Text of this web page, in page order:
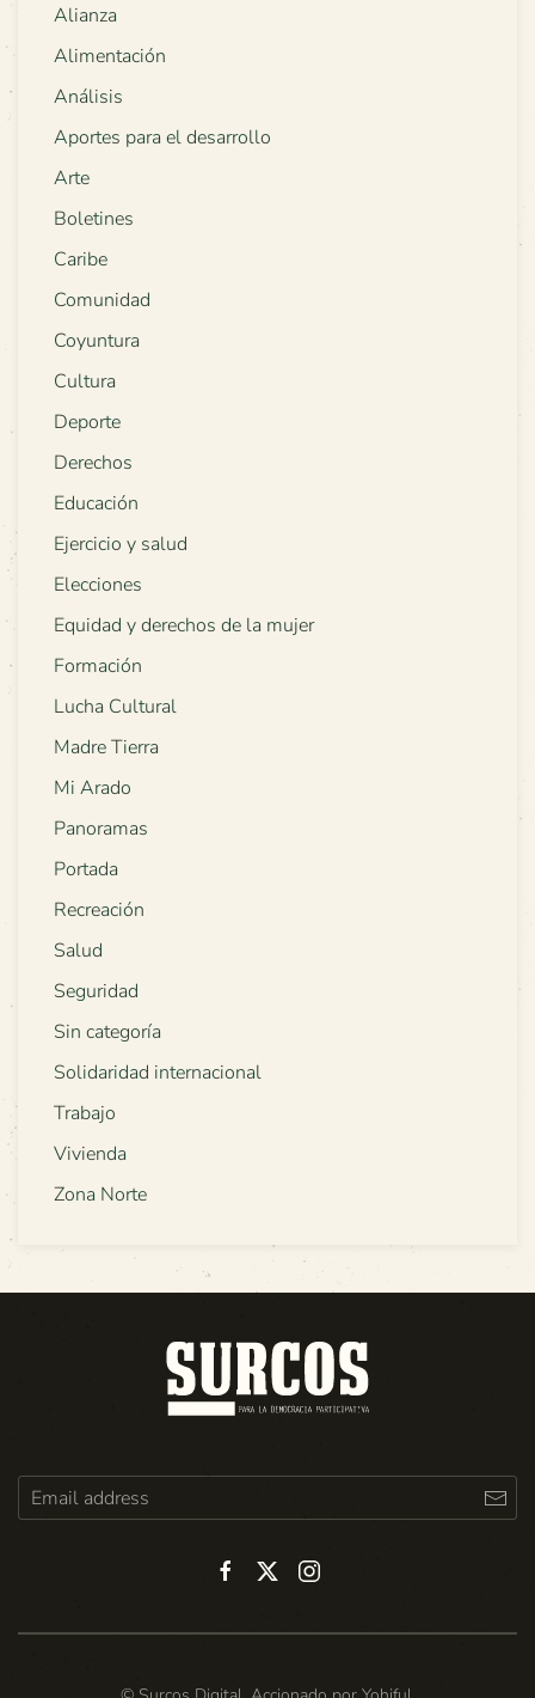
Alianza
Alimentación
Análisis
Aportes para el desarrollo
Arte
Boletines
Caribe
Comunidad
Coyuntura
Cultura
Deporte
Derechos
Educación
Ejercicio y salud
Elecciones
Equidad y derechos de la mujer
Formación
Lucha Cultural
Madre Tierra
Mi Arado
Panoramas
Portada
Recreación
Salud
Seguridad
Sin categoría
Solidaridad internacional
Trabajo
Vivienda
Zona Norte